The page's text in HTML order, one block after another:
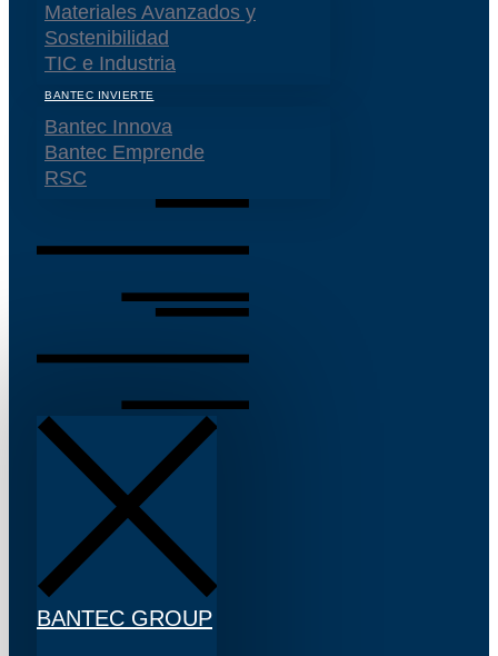
Materiales Avanzados y
Sostenibilidad
TIC e Industria
BANTEC INVIERTE
Bantec Innova
Bantec Emprende
RSC
BANTEC GROUP